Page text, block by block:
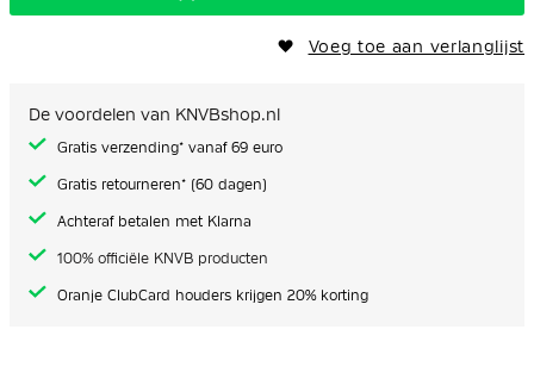
Voeg toe aan verlanglijst
De voordelen van KNVBshop.nl
Gratis verzending* vanaf 69 euro
Gratis retourneren* (60 dagen)
Achteraf betalen met Klarna
100% officiële KNVB producten
Oranje ClubCard houders krijgen 20% korting